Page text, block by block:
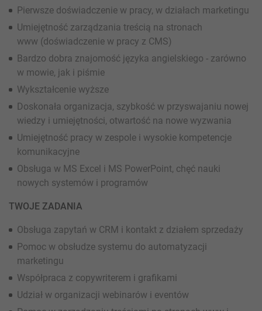
Pierwsze doświadczenie w pracy, w działach marketingu
Umiejętność zarządzania treścią na stronach
www (doświadczenie w pracy z CMS)
Bardzo dobra znajomość języka angielskiego - zarówno
w mowie, jak i piśmie
Wykształcenie wyższe
Doskonała organizacja, szybkość w przyswajaniu nowej
wiedzy i umiejętności, otwartość na nowe wyzwania
Umiejętność pracy w zespole i wysokie kompetencje
komunikacyjne
Obsługa w MS Excel i MS PowerPoint, chęć nauki
nowych systemów i programów
TWOJE ZADANIA
Obsługa zapytań w CRM i kontakt z działem sprzedaży
Pomoc w obsłudze systemu do automatyzacji
marketingu
Współpraca z copywriterem i grafikami
Udział w organizacji webinarów i eventów